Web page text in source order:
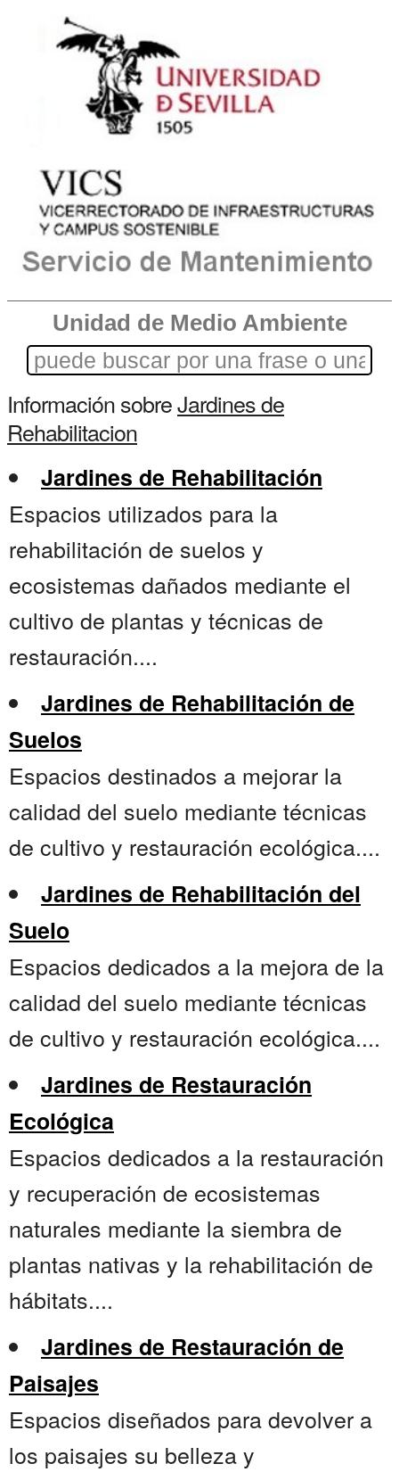
Unidad de Medio Ambiente
Información sobreJardines de
Rehabilitacion
Jardines de Rehabilitación
Espacios utilizados para la
rehabilitación de suelos y
ecosistemas dañados mediante el
cultivo de plantas y técnicas de
restauración....
Jardines de Rehabilitación de
Suelos
Espacios destinados a mejorar la
calidad del suelo mediante técnicas
de cultivo y restauración ecológica....
Jardines de Rehabilitación del
Suelo
Espacios dedicados a la mejora de la
calidad del suelo mediante técnicas
de cultivo y restauración ecológica....
Jardines de Restauración
Ecológica
Espacios dedicados a la restauración
y recuperación de ecosistemas
naturales mediante la siembra de
plantas nativas y la rehabilitación de
hábitats....
Jardines de Restauración de
Paisajes
Espacios diseñados para devolver a
los paisajes su belleza y